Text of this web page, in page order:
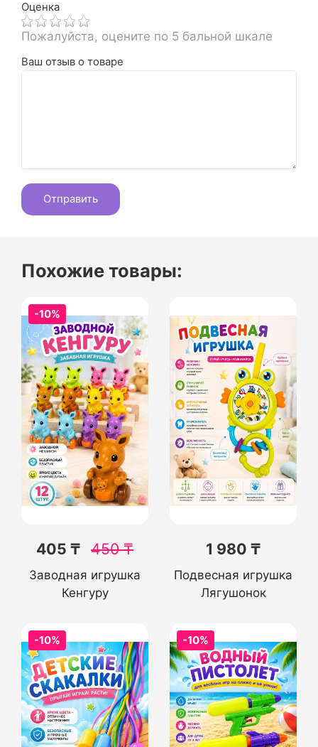
Оценка
Пожалуйста, оцените по 5 бальной шкале
Ваш отзыв о товаре
Похожие товары:
-10%
405 ₸ 450₸
Заводная игрушка
Кенгуру
1 980 ₸
Подвесная игрушка
Лягушонок
-10% -10%